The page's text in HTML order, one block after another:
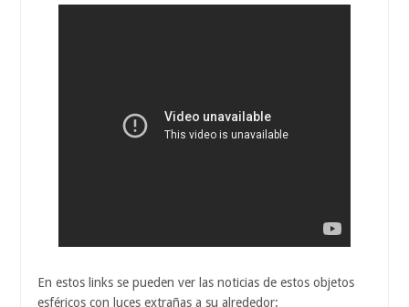
En estos links se pueden ver las noticias de estos objetos
esféricos con luces extrañas a su alrededor: